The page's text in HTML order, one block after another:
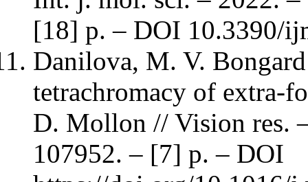
[18] p. – DOI 10.3390/
Danilova, M. V.
tetrachromacy of extra-
D. Mollon // Vision res.
107952. – [7] p. – DOI